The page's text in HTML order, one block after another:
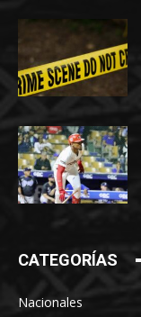
CATEGORÍAS
Nacionales